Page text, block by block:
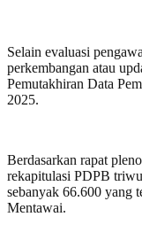
Selain evaluasi
perkembangan atau
Pemutakhiran Data
2025.
Berdasarkan rapat
rekapitulasi PDPB
sebanyak 66.600 yang
Mentawai.